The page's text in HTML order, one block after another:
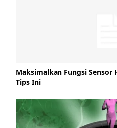
Maksimalkan Fungsi Sensor
Tips Ini